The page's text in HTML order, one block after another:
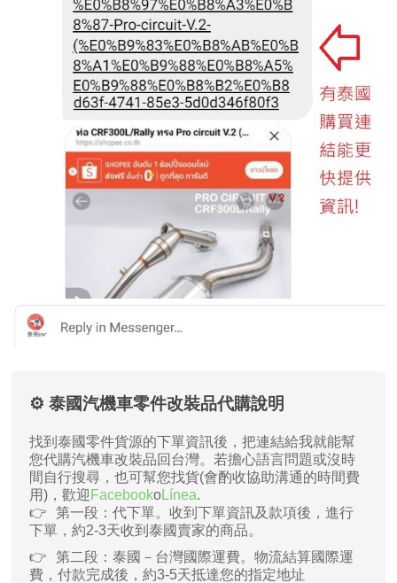
⚙️ 泰國汽機車零件改裝品代購說明
找到泰國零件貨源的下單資訊後，把連結給我就能幫
您代購汽機車改裝品回台灣。若擔心語言問題或沒時
間自行搜尋，也可幫您找貨(會酌收協助溝通的時間費
用)，歡迎 FacebookoLínea.
第一段：代下單。收到下單資訊及款項後，進行
下單，約2-3天收到泰國賣家的商品。
第二段：泰國－台灣國際運費。物流結算國際運
費，付款完成後，約3-5天抵達您的指定地址